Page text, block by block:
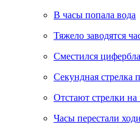
В часы попала вода
Тяжело заводятся
Сместился
Секундная стрелка
Отстают стрелки на
Часы перестали